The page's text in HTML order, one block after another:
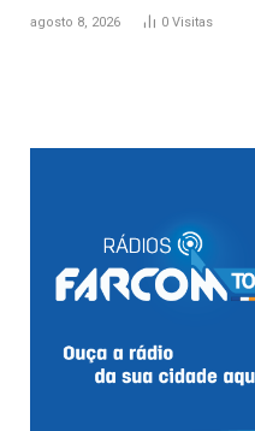
agosto 8, 2026 0 Visitas